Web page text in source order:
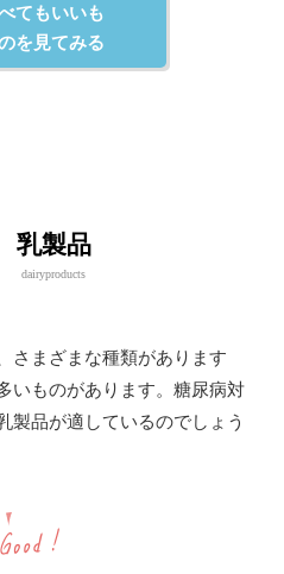
てもいいも
を見てみる
乳製品
dairyproducts
さまざまな種類があります
いものがあります。糖尿病対
製品が適しているのでしょう